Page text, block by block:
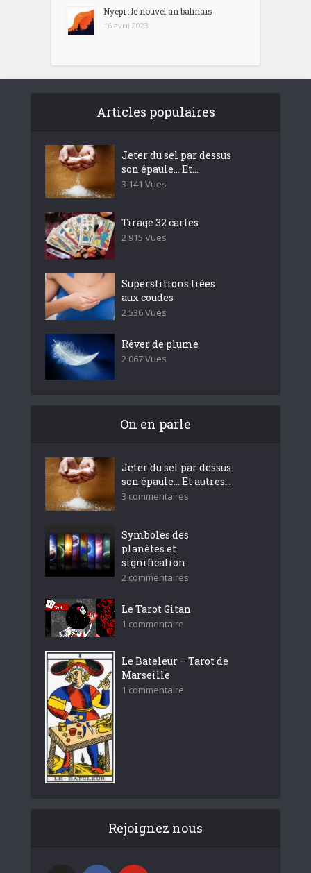
Nyepi : le nouvel an balinais
16 avril 2023
Articles populaires
Jeter du sel par dessus
son épaule… Et...
3 141 Vues
Tirage 32 cartes
2 915 Vues
Superstitions liées
aux coudes
2 536 Vues
Rêver de plume
2 067 Vues
On en parle
Jeter du sel par dessus
son épaule… Et autres...
3 commentaires
Symboles des
planètes et
signification
2 commentaires
Le Tarot Gitan
1 commentaire
Le Bateleur – Tarot de
Marseille
1 commentaire
Rejoignez nous